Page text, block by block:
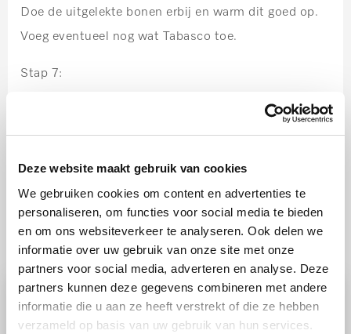
Deze website maakt gebruik van cookies
We gebruiken cookies om content en advertenties te
personaliseren, om functies voor social media te bieden
en om ons websiteverkeer te analyseren. Ook delen we
informatie over uw gebruik van onze site met onze
partners voor social media, adverteren en analyse. Deze
partners kunnen deze gegevens combineren met andere
informatie die u aan ze heeft verstrekt of die ze hebben
verzameld op basis van uw gebruik van hun services.
Doe de uitgelekte bonen erbij en warm dit goed op.
Voeg eventueel nog wat Tabasco toe.
Stap 7:
Ook lekker